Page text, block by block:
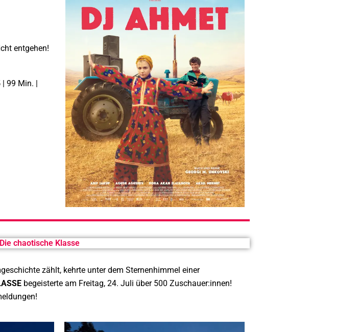
entgehen!
| 99 Min. |
chaotische Klasse
zählt, kehrte unter dem Sternenhimmel einer
begeisterte am Freitag, 24. Juli über 500 Zuschauer:innen!